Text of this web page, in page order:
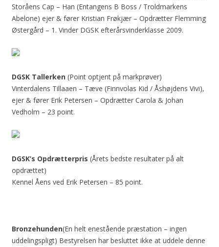
Storåens Cap – Han (Entangens B Boss / Troldmarkens
Abelone) ejer & fører Kristian Frøkjær – Opdrætter Flemming
Østergård – 1. Vinder DGSK efterårsvinderklasse 2009.
DGSK Tallerken (Point optjent på markprøver)
Vinterdalens Tillaaen – Tæve (Finnvolas Kid / Åshøjdens Vivi),
ejer & fører Erik Petersen – Opdrætter Carola & Johan
Vedholm – 23 point.
DGSK’s Opdrætterpris (Årets bedste resultater på alt
opdrættet)
Kennel Åens ved Erik Petersen – 85 point.
Bronzehunden(En helt enestående præstation – ingen
uddelingspligt) Bestyrelsen har besluttet ikke at uddele denne